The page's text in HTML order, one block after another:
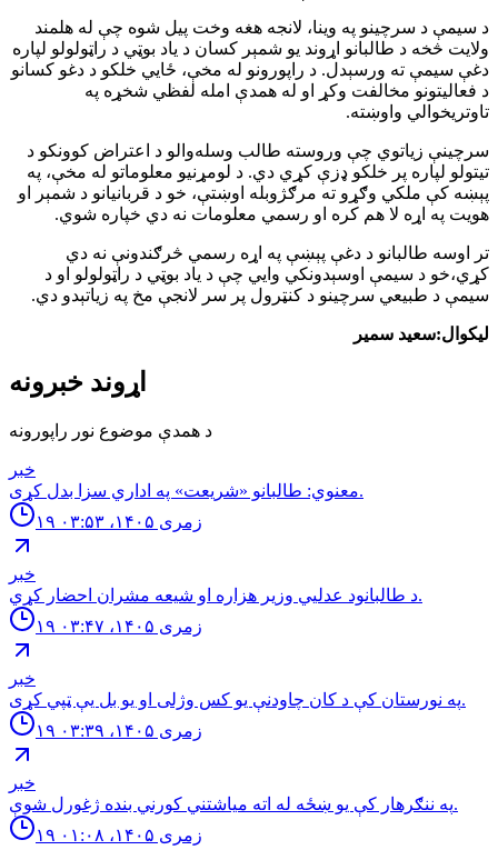
د سیمې د سرچینو په وینا، لانجه هغه وخت پیل شوه چې له هلمند
ولایت څخه د طالبانو اړوند یو شمېر کسان د یاد بوټي د راټولولو لپاره
دغې سیمې ته ورسېدل. د راپورونو له مخې، ځایي خلکو د دغو کسانو
د فعالیتونو مخالفت وکړ او له همدې امله لفظي شخړه په
تاوتریخوالي واوښته.
سرچینې زیاتوي چې وروسته طالب وسله‌والو د اعتراض کوونکو د
تیتولو لپاره پر خلکو ډزې کړي دي. د لومړنیو معلوماتو له مخې، په
پېښه کې ملکي وګړو ته مرګژوبله اوښتې، خو د قربانیانو د شمېر او
هویت په اړه لا هم کره او رسمي معلومات نه دي خپاره شوي.
تر اوسه طالبانو د دغې پېښې په اړه رسمي څرګندونې نه دي
کړي،خو د سیمې اوسېدونکي وایي چې د یاد بوټي د راټولولو او د
سیمې د طبیعي سرچینو د کنټرول پر سر لانجې مخ په زیاتېدو دي.
لیکوال:سعید سمیر
اړوند خبرونه
د همدې موضوع نور راپورونه
خبر
معنوي: طالبانو «شريعت» په اداري سزا بدل كړى.
۱۹ زمری ۱۴۰۵، ۰۳:۵۳
خبر
د طالبانود عدليي وزير هزاره او شيعه مشران احضار كړي.
۱۹ زمری ۱۴۰۵، ۰۳:۴۷
خبر
په نورستان کې د کان چاودنې یو کس وژلی او یو بل یې ټپي کړی.
۱۹ زمری ۱۴۰۵، ۰۳:۳۹
خبر
په ننګرهار کې يو ښځه له اته مياشتني كورني بنده ژغورل شوې.
۱۹ زمری ۱۴۰۵، ۰۱:۰۸